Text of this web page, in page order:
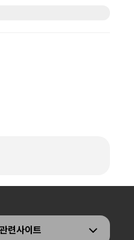
관련사이트